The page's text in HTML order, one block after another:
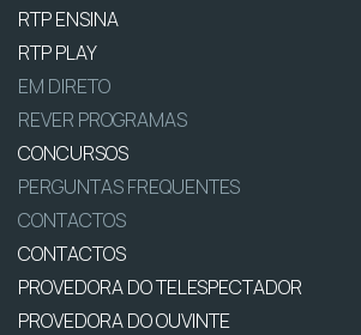
RTP ENSINA
RTP PLAY
EM DIRETO
REVER PROGRAMAS
CONCURSOS
PERGUNTAS FREQUENTES
CONTACTOS
CONTACTOS
PROVEDORA DO TELESPECTADOR
PROVEDORA DO OUVINTE